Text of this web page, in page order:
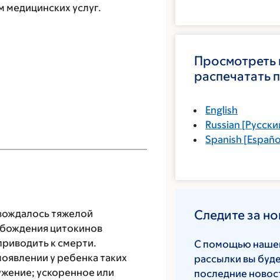
услуг.
тяжелой
цитокинов
к смерти.
у ребенка таких
ускоренное или
Просмотреть
распечатать
English
Russian [
Spanish [
Следите за
С помощью
рассылки вы
последние